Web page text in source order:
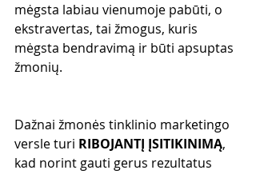
mėgsta labiau vienumoje pabūti, o
ekstravertas, tai žmogus, kuris
mėgsta bendravimą ir būti apsuptas
žmonių.
Dažnai žmonės tinklinio marketingo
versle turi RIBOJANTĮ ĮSITIKINIMĄ,
kad norint gauti gerus rezultatus